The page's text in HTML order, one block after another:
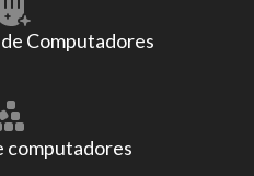
Computadores
computadores